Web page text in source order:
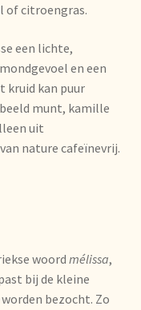
of citroengras.
een lichte,
en een
kruid kan puur
munt, kamille
uit
nature cafeïnevrij.
woord mélissa,
bij de kleine
bezocht. Zo